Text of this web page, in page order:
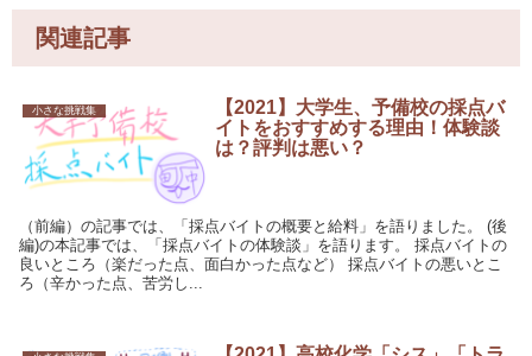
関連記事
小さな挑戦集
【2021】大学生、予備校の採点バ
イトをおすすめする理由！体験談
は？評判は悪い？
（前編）の記事では、「採点バイトの概要と給料」を語りました。 (後
編)の本記事では、「採点バイトの体験談」を語ります。 採点バイトの
良いところ（楽だった点、面白かった点など） 採点バイトの悪いとこ
ろ（辛かった点、苦労し...